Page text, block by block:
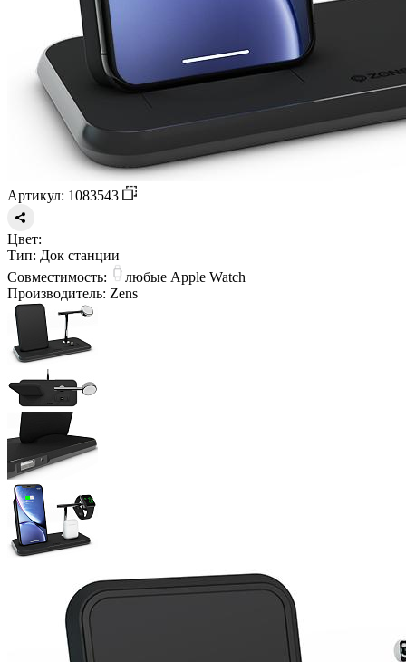
Артикул: 1083543
Цвет:
Тип: Док станции
Совместимость:
любые Apple Watch
Производитель: Zens